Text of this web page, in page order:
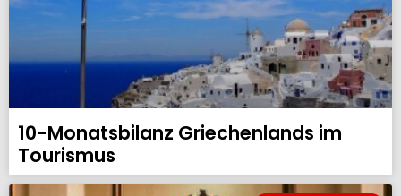
10-Monatsbilanz Griechenlands im
Tourismus